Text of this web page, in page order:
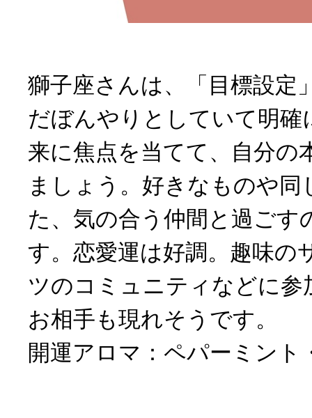
獅子座さんは、「目標設定
だぼんやりとしていて明
来に焦点を当てて、自分の
ましょう。好きなものや同
た、気の合う仲間と過ごす
す。恋愛運は好調。趣味の
ツのコミュニティなどに参
お相手も現れそうです。
開運アロマ：ペパーミント